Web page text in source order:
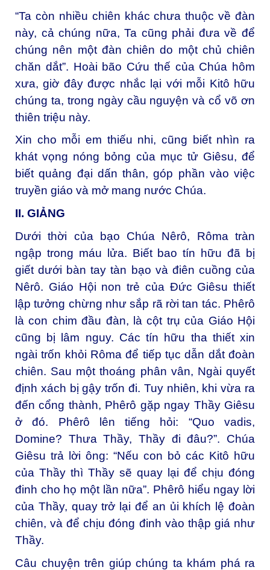
“Ta còn nhiều chiên khác chưa thuộc về đàn
này, cả chúng nữa, Ta cũng phải đưa về để
chúng nên một đàn chiên do một chủ chiên
chăn dắt”. Hoài bão Cứu thế của Chúa hôm
xưa, giờ đây được nhắc lại với mỗi Kitô hữu
chúng ta, trong ngày cầu nguyện và cổ võ ơn
thiên triệu này.
Xin cho mỗi em thiếu nhi, cũng biết nhìn ra
khát vọng nóng bỏng của mục tử Giêsu, để
biết quảng đại dấn thân, góp phần vào việc
truyền giáo và mở mang nước Chúa.
II. GIẢNG
Dưới thời của bạo Chúa Nêrô, Rôma tràn
ngập trong máu lửa. Biết bao tín hữu đã bị
giết dưới bàn tay tàn bạo và điên cuồng của
Nêrô. Giáo Hội non trẻ của Đức Giêsu thiết
lập tưởng chừng như sắp rã rời tan tác. Phêrô
là con chim đầu đàn, là cột trụ của Giáo Hội
cũng bị lâm nguy. Các tín hữu tha thiết xin
ngài trốn khỏi Rôma để tiếp tục dẫn dắt đoàn
chiên. Sau một thoáng phân vân, Ngài quyết
định xách bị gậy trốn đi. Tuy nhiên, khi vừa ra
đến cổng thành, Phêrô gặp ngay Thầy Giêsu
ở đó. Phêrô lên tiếng hỏi: “Quo vadis,
Domine? Thưa Thầy, Thầy đi đâu?”. Chúa
Giêsu trả lời ông: “Nếu con bỏ các Kitô hữu
của Thầy thì Thầy sẽ quay lại để chịu đóng
đinh cho họ một lần nữa”. Phêrô hiểu ngay lời
của Thầy, quay trở lại để an ủi khích lệ đoàn
chiên, và để chịu đóng đinh vào thập giá như
Thầy.
Câu chuyện trên giúp chúng ta khám phá ra